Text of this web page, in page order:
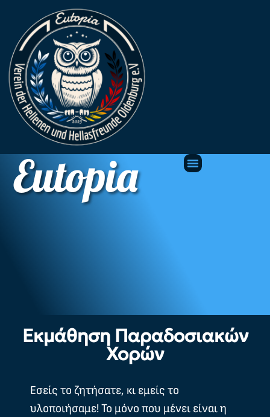
Eutopia
Εκμάθηση Παραδοσιακών
Χορών
Εσείς το ζητήσατε, κι εμείς το
υλοποιήσαμε! Το μόνο που μένει είναι η